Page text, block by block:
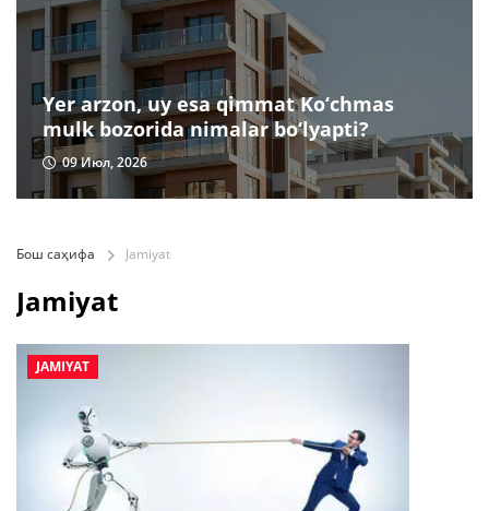
Yer arzon, uy esa qimmat Ko‘chmas
mulk bozorida nimalar bo‘lyapti?
09 Июл, 2026
Бош саҳифа Jamiyat
Jamiyat
JAMIYAT